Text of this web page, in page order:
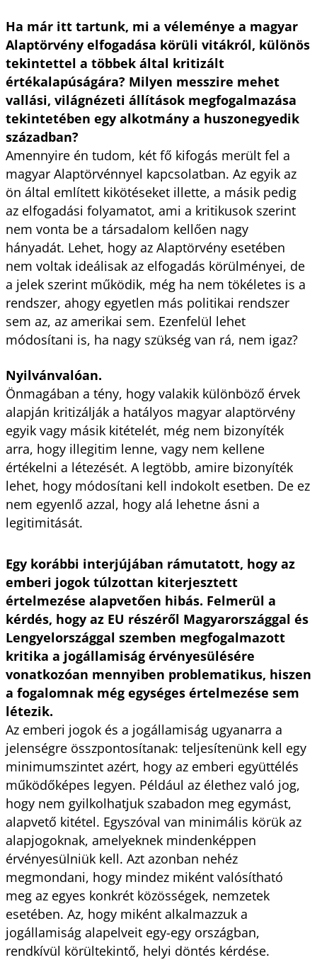
Ha már itt tartunk, mi a véleménye a magyar
Alaptörvény elfogadása körüli vitákról, különös
tekintettel a többek által kritizált
értékalapúságára? Milyen messzire mehet
vallási, világnézeti állítások megfogalmazása
tekintetében egy alkotmány a huszonegyedik
században?
Amennyire én tudom, két fő kifogás merült fel a
magyar Alaptörvénnyel kapcsolatban. Az egyik az
ön által említett kikötéseket illette, a másik pedig
az elfogadási folyamatot, ami a kritikusok szerint
nem vonta be a társadalom kellően nagy
hányadát. Lehet, hogy az Alaptörvény esetében
nem voltak ideálisak az elfogadás körülményei, de
a jelek szerint működik, még ha nem tökéletes is a
rendszer, ahogy egyetlen más politikai rendszer
sem az, az amerikai sem. Ezenfelül lehet
módosítani is, ha nagy szükség van rá, nem igaz?
Nyilvánvalóan.
Önmagában a tény, hogy valakik különböző érvek
alapján kritizálják a hatályos magyar alaptörvény
egyik vagy másik kitételét, még nem bizonyíték
arra, hogy illegitim lenne, vagy nem kellene
értékelni a létezését. A legtöbb, amire bizonyíték
lehet, hogy módosítani kell indokolt esetben. De ez
nem egyenlő azzal, hogy alá lehetne ásni a
legitimitását.
Egy korábbi interjújában rámutatott, hogy az
emberi jogok túlzottan kiterjesztett
értelmezése alapvetően hibás. Felmerül a
kérdés, hogy az EU részéről Magyarországgal és
Lengyelországgal szemben megfogalmazott
kritika a jogállamiság érvényesülésére
vonatkozóan mennyiben problematikus, hiszen
a fogalomnak még egységes értelmezése sem
létezik.
Az emberi jogok és a jogállamiság ugyanarra a
jelenségre összpontosítanak: teljesítenünk kell egy
minimumszintet azért, hogy az emberi együttélés
működőképes legyen. Például az élethez való jog,
hogy nem gyilkolhatjuk szabadon meg egymást,
alapvető kitétel. Egyszóval van minimális körük az
alapjogoknak, amelyeknek mindenképpen
érvényesülniük kell. Azt azonban nehéz
megmondani, hogy mindez miként valósítható
meg az egyes konkrét közösségek, nemzetek
esetében. Az, hogy miként alkalmazzuk a
jogállamiság alapelveit egy-egy ország­ban,
rendkívül körül­tekintő, helyi döntés kérdése.